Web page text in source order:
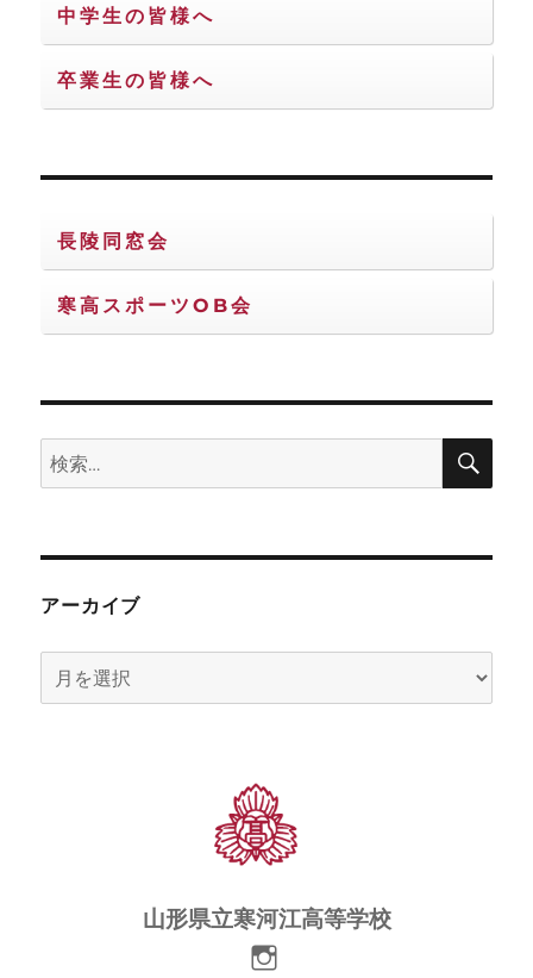
中学生の皆様へ
卒業生の皆様へ
長陵同窓会
寒高スポーツOB会
検
索:
検
アーカイブ
ー
山形県立寒河江高等学校